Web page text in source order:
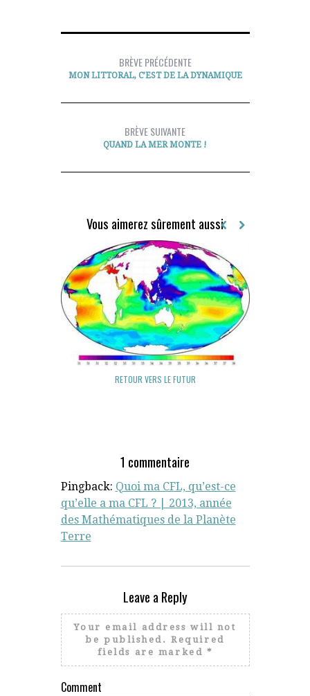
BRÈVE PRÉCÉDENTE
MON LITTORAL, C’EST DE LA DYNAMIQUE
BRÈVE SUIVANTE
QUAND LA MER MONTE !
Vous aimerez sûrement aussi
RETOUR VERS LE FUTUR
1 commentaire
Pingback: Quoi ma CFL, qu’est-ce
qu’elle a ma CFL ? | 2013, année
des Mathématiques de la Planète
Terre
Leave a Reply
Your email address will not
be published. Required
fields are marked *
Comment